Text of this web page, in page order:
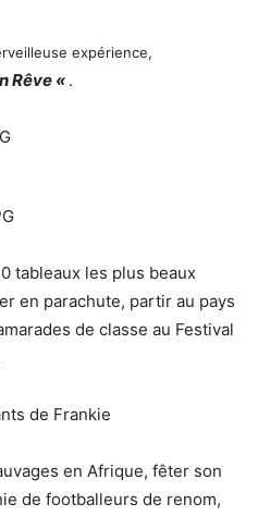
expérience,
Rêve « .
tableaux les plus beaux
en parachute, partir au pays
de classe au Festival
en Afrique, fêter son
de footballeurs de renom,